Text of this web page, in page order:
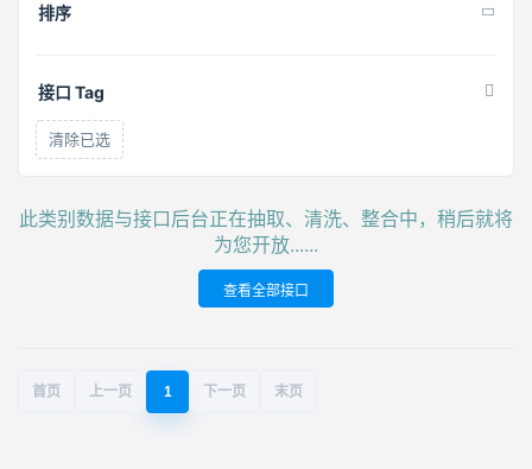
排序
接口 Tag
清除已选
此类别数据与接口后台正在抽取、清洗、整合中，稍后就将
为您开放......
查看全部接口
首页 上一页 1 下一页 末页